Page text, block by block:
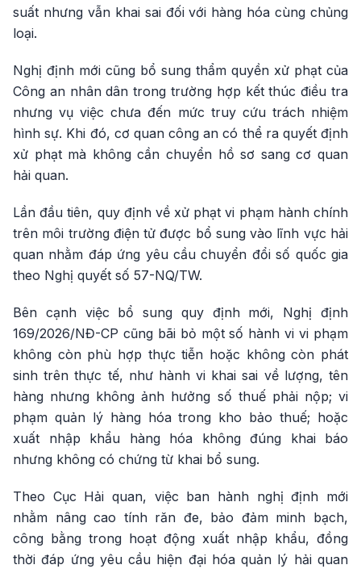
suất nhưng vẫn khai sai đối với hàng hóa cùng chủng
loại.
Nghị định mới cũng bổ sung thẩm quyền xử phạt của
Công an nhân dân trong trường hợp kết thúc điều tra
nhưng vụ việc chưa đến mức truy cứu trách nhiệm
hình sự. Khi đó, cơ quan công an có thể ra quyết định
xử phạt mà không cần chuyển hồ sơ sang cơ quan
hải quan.
Lần đầu tiên, quy định về xử phạt vi phạm hành chính
trên môi trường điện tử được bổ sung vào lĩnh vực hải
quan nhằm đáp ứng yêu cầu chuyển đổi số quốc gia
theo Nghị quyết số 57-NQ/TW.
Bên cạnh việc bổ sung quy định mới, Nghị định
169/2026/NĐ-CP cũng bãi bỏ một số hành vi vi phạm
không còn phù hợp thực tiễn hoặc không còn phát
sinh trên thực tế, như hành vi khai sai về lượng, tên
hàng nhưng không ảnh hưởng số thuế phải nộp; vi
phạm quản lý hàng hóa trong kho bảo thuế; hoặc
xuất nhập khẩu hàng hóa không đúng khai báo
nhưng không có chứng từ khai bổ sung.
Theo Cục Hải quan, việc ban hành nghị định mới
nhằm nâng cao tính răn đe, bảo đảm minh bạch,
công bằng trong hoạt động xuất nhập khẩu, đồng
thời đáp ứng yêu cầu hiện đại hóa quản lý hải quan